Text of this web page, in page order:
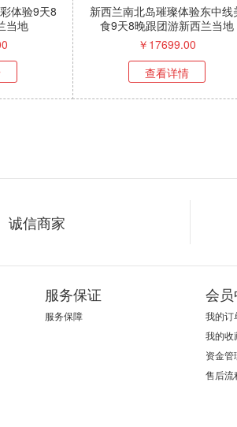
体验9天8
当地
新西兰南北岛璀璨体验东中线
食9天8晚跟团游新西兰当地
￥ 17699.00
查看详情
诚信商家
服务保证
服务保障
会
我的订
我的收
资金管
售后流